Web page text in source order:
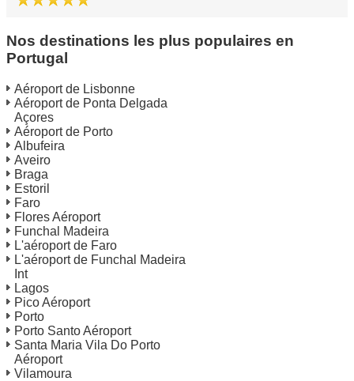
Nos destinations les plus populaires en
Portugal
Aéroport de Lisbonne
Aéroport de Ponta Delgada
Açores
Aéroport de Porto
Albufeira
Aveiro
Braga
Estoril
Faro
Flores Aéroport
Funchal Madeira
L'aéroport de Faro
L'aéroport de Funchal Madeira
Int
Lagos
Pico Aéroport
Porto
Porto Santo Aéroport
Santa Maria Vila Do Porto
Aéroport
Vilamoura